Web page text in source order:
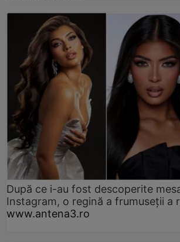
După ce i-au fost descoperite
Instagram, o regină a frumuseții a
www.antena3.ro